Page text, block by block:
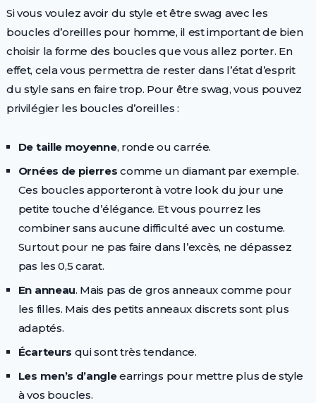
Si vous voulez avoir du style et être swag avec les
boucles d’oreilles pour homme, il est important de bien
choisir la forme des boucles que vous allez porter. En
effet, cela vous permettra de rester dans l’état d’esprit
du style sans en faire trop. Pour être swag, vous pouvez
privilégier les boucles d’oreilles :
De taille moyenne, ronde ou carrée.
Ornées de pierres comme un diamant par exemple.
Ces boucles apporteront à votre look du jour une
petite touche d’élégance. Et vous pourrez les
combiner sans aucune difficulté avec un costume.
Surtout pour ne pas faire dans l’excès, ne dépassez
pas les 0,5 carat.
En anneau. Mais pas de gros anneaux comme pour
les filles. Mais des petits anneaux discrets sont plus
adaptés.
Écarteurs qui sont très tendance.
Les men’s d’angleearrings pour mettre plus de style
à vos boucles.